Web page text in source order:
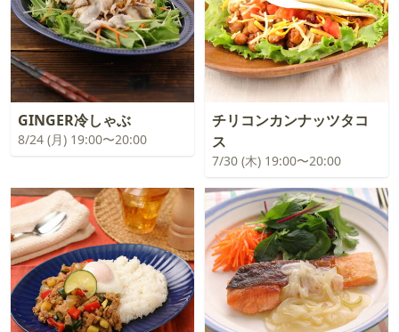
GINGER冷しゃぶ
8/24 (月) 19:00〜20:00
チリコンカンナッツタコ
ス
7/30 (木) 19:00〜20:00